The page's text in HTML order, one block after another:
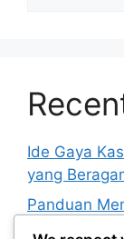
Ide Gaya
yang
Panduan